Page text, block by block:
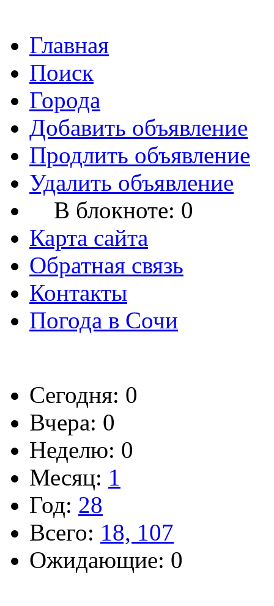
Главная
Поиск
Города
Добавить объявление
Продлить объявление
Удалить объявление
В блокноте: 0
Карта сайта
Обратная связь
Контакты
Погода в Сочи
Сегодня: 0
Вчера: 0
Неделю: 0
Месяц: 1
Год: 28
Всего: 18, 107
Ожидающие: 0